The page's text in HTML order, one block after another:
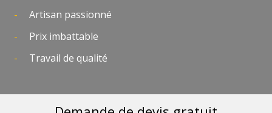
Artisan passionné
Prix imbattable
Travail de qualité